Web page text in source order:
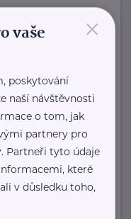
×
vaše
poskytování
naší návštěvnosti
o tom, jak
partnery pro
Partneři tyto údaje
které
v důsledku toho,